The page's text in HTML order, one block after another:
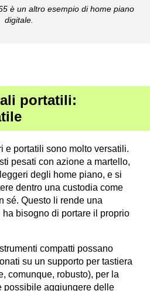
è un altro esempio di home piano
digitale.
portatili:
e portatili sono molto versatili.
pesati con azione a martello,
degli home piano, e si
dentro una custodia come
sé. Questo li rende una
bisogno di portare il proprio
compatti possano
su un supporto per tastiera
comunque, robusto), per la
possibile aggiungere delle